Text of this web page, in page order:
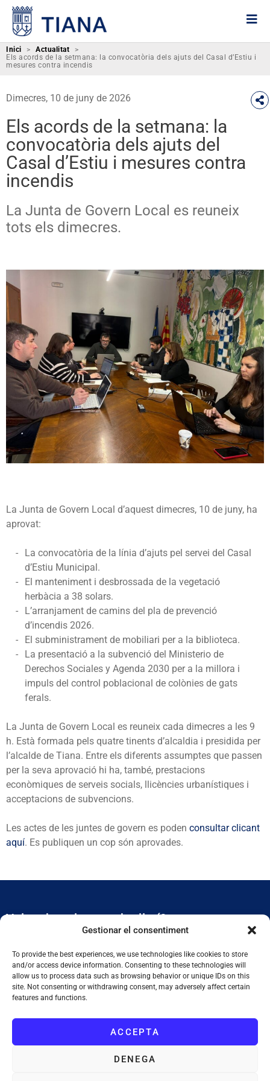
Gestionar el consentiment
To provide the best experiences, we use technologies like cookies to store
and/or access device information. Consenting to these technologies will
allow us to process data such as browsing behavior or unique IDs on this
site. Not consenting or withdrawing consent, may adversely affect certain
features and functions.
ACCEPTA
DENEGA
Inici > Actualitat
>
Els acords de la setmana: la convocatòria dels ajuts del Casal d’Estiu i
mesures contra incendis
Dimecres, 10 de juny de 2026
Els acords de la setmana: la
convocatòria dels ajuts del
Casal d’Estiu i mesures contra
incendis
La Junta de Govern Local es reuneix
tots els dimecres.
La Junta de Govern Local d’aquest dimecres, 10 de juny, ha
aprovat:
La convocatòria de la línia d’ajuts pel servei del Casal
d’Estiu Municipal.
El manteniment i desbrossada de la vegetació
herbàcia a 38 solars.
L’arranjament de camins del pla de prevenció
d’incendis 2026.
El subministrament de mobiliari per a la biblioteca.
La presentació a la subvenció del Ministerio de
Derechos Sociales y Agenda 2030 per a la millora i
impuls del control poblacional de colònies de gats
ferals.
La Junta de Govern Local es reuneix cada dimecres a les 9
h. Està formada pels quatre tinents d’alcaldia i presidida per
l’alcalde de Tiana. Entre els diferents assumptes que passen
per la seva aprovació hi ha, també, prestacions
econòmiques de serveis socials, llicències urbanístiques i
acceptacions de subvencions.
Les actes de les juntes de govern es poden consultar clicant
aquí. Es publiquen un cop són aprovades.
Vols rebre el nostre butlletí?
Et mantidrem al dia de tota l’actualitat municipal
Política de Privacitat
SUBSCRIURE'M